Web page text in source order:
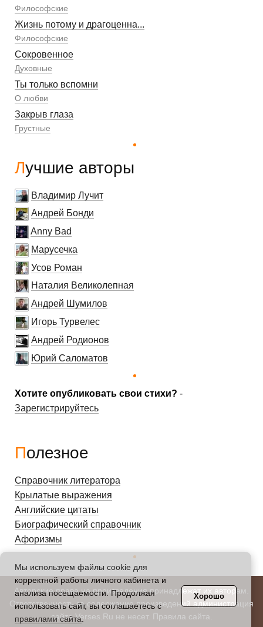
Философские
Жизнь потому и драгоценна...
Философские
Сокровенное
Духовные
Ты только вспомни
О любви
Закрыв глаза
Грустные
Лучшие авторы
Владимир Лучит
Андрей Бонди
Anny Bad
Марусечка
Усов Роман
Наталия Великолепная
Андрей Шумилов
Игорь Турвелес
Андрей Родионов
Юрий Саломатов
Хотите опубликовать свои стихи? -
Зарегистрируйтесь
Полезное
Справочник литератора
Крылатые выражения
Английские цитаты
Биографический справочник
Афоризмы
Авторские права на произведения принадлежат их авторам.
Ответственность за содержание произведений администрация
сайта Verses.Ru не несет. Правила сайта
Мы используем файлы cookie для
корректной работы личного кабинета и
анализа посещаемости. Продолжая
использовать сайт, вы соглашаетесь с
правилами сайта.
Хорошо